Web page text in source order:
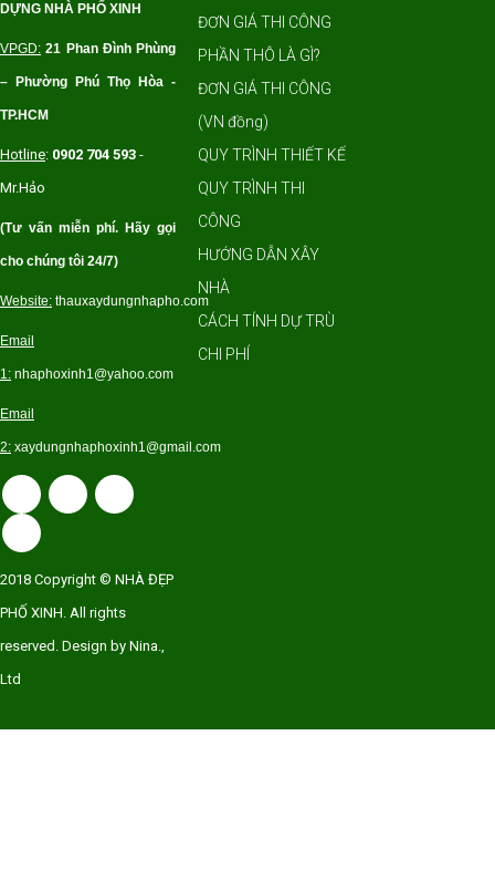
DỰNG NHÀ PHỐ XINH
VPGD: 21 Phan Ðình Phùng
– Phường Phú Thọ Hòa -
TP.HCM
Hotline: 0902 704 593 -
Mr.Hảo
(Tư vấn miễn phí. Hãy gọi
cho chúng tôi 24/7)
Website: thauxaydungnhapho.com
Email
1: nhaphoxinh1@yahoo.com
Email
2: xaydungnhaphoxinh1@gmail.com
2018 Copyright © NHÀ ĐẸP
PHỐ XINH. All rights
reserved. Design by Nina.,
Ltd
ĐƠN GIÁ THI CÔNG
PHẦN THÔ LÀ GÌ?
ĐƠN GIÁ THI CÔNG
(VN đồng)
QUY TRÌNH THIẾT KẾ
QUY TRÌNH THI
CÔNG
HƯỚNG DẪN XÂY
NHÀ
CÁCH TÍNH DỰ TRÙ
CHI PHÍ